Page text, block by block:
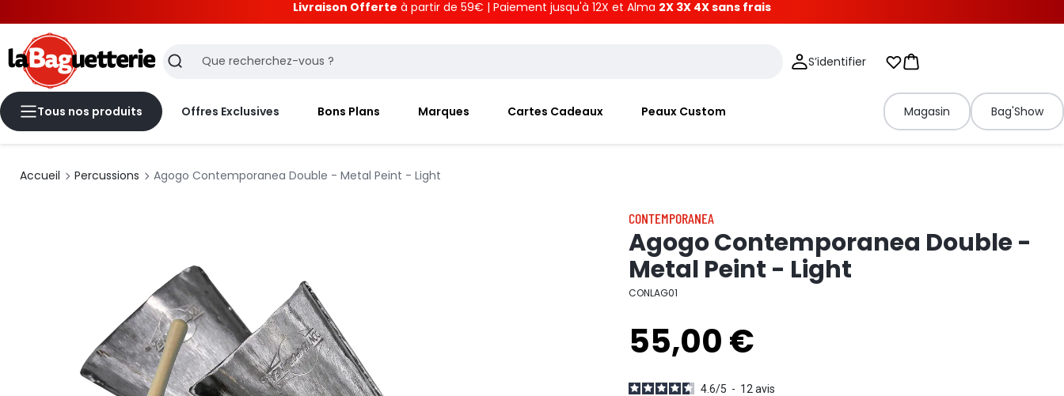
Livraison Offerte à partir de 59€ | Paiement jusqu'à 12X et Alma 2X 3X 4X sans frais
Recherche S’identifier Mes listes d'envies
Panier
Tous nos produits Offres Exclusives Bons Plans Marques Cartes Cadeaux Peaux Custom Magasin Bag'Show
Accueil Percussions Agogo Contemporanea Double - Metal Peint - Light
CONTEMPORANEA
Agogo Contemporanea Double -
Metal Peint - Light
CONLAG01
55,00 €
4.6/5 - 12avis